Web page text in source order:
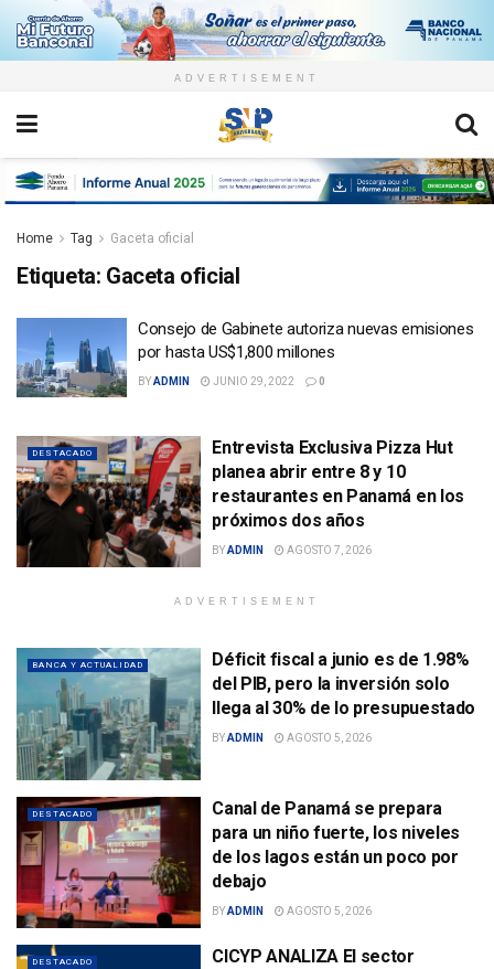
ADVERTISEMENT
Home Tag Gaceta oficial
Etiqueta: Gaceta oficial
Consejo de Gabinete autoriza nuevas emisiones
por hasta US$1,800 millones
BYADMIN JUNIO 29, 2022 0
DESTACADO
Entrevista Exclusiva Pizza Hut
planea abrir entre 8 y 10
restaurantes en Panamá en los
próximos dos años
BYADMIN AGOSTO 7, 2026
ADVERTISEMENT
BANCA Y ACTUALIDAD
Déficit fiscal a junio es de 1.98%
del PIB, pero la inversión solo
llega al 30% de lo presupuestado
BYADMIN AGOSTO 5, 2026
DESTACADO
Canal de Panamá se prepara
para un niño fuerte, los niveles
de los lagos están un poco por
debajo
BYADMIN AGOSTO 5, 2026
DESTACADO
CICYP ANALIZA El sector